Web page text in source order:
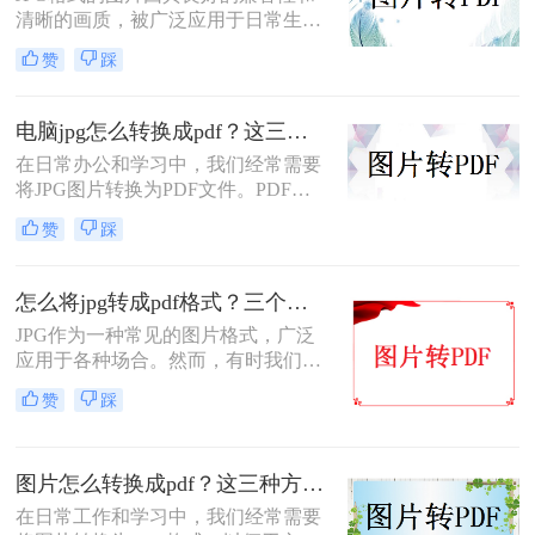
换。
清晰的画质，被广泛应用于日常生活
和工作中。然而，在某些情况下，我
们可能需要将JPG图片转换为PDF文
那么如何把jpg变成pdf呢？本文将为
您介绍三种将JPG转换成PDF的实用
方法。
赞 踩
电脑jpg怎么转换成pdf？这三个方法就可轻松搞定！
​在日常办公和学习中，我们经常需要
将JPG图片转换为PDF文件。PDF文
件具有跨平台兼容性好、格式固定不
易被篡改等优点，因此将JPG图片转
容，方便分享和打印。那么电脑jpg怎
么转换成pdf呢？本文将介绍几种在电
脑上将JPG图片转换为PDF文件的方
法，帮助读者轻松实现转换需求。
赞 踩
怎么将jpg转成pdf格式？三个方法就可轻松搞定！
​JPG作为一种常见的图片格式，广泛
应用于各种场合。然而，有时我们可
能需要将JPG图片转换为PDF格式，
以便更好地保存、分享或打印。那么
方法，帮助读者轻松实现转换需求。
赞 踩
图片怎么转换成pdf？这三种方法分分钟完成转换！
在日常工作和学习中，我们经常需要